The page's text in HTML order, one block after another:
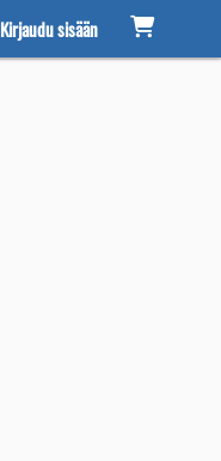
Kirjaudu sisään